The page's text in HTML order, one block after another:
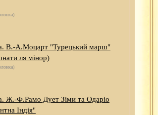
В.-А.Моцарт "Турецький марш"
ля мінор)
Ж.-Ф.Рамо Дует Зіми та Одаріо
Індія"